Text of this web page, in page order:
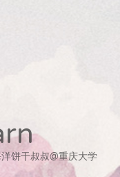
饼干叔叔@重庆大学